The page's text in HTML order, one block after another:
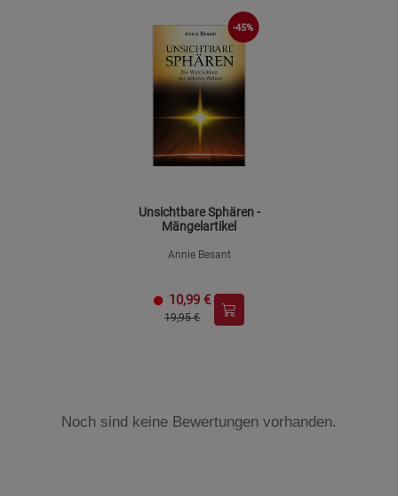
-45%
Unsichtbare Sphären -
Mängelartikel
Annie Besant
10,99 €
19,95 €
Noch sind keine Bewertungen vorhanden.